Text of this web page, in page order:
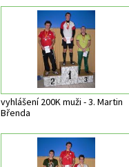
vyhlášení 200K muži - 3. Martin
Břenda